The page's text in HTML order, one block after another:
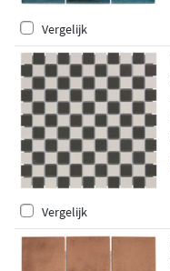
Vergelijk
Vergelijk